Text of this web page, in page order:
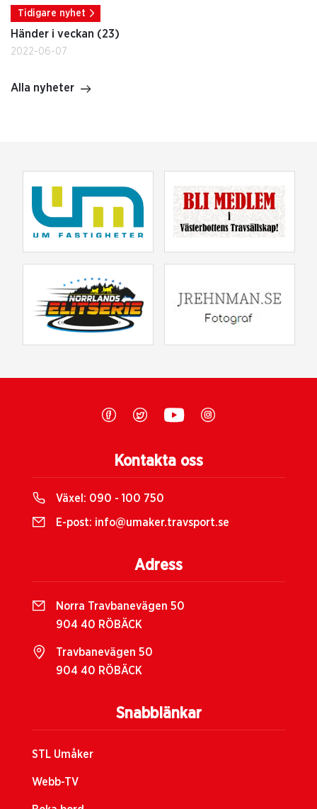
Tidigare nyhet
Händer i veckan (23)
2022-06-07
Alla nyheter
Snabblänkar
STL Umåker
Webb-TV
Kontakta oss
Växel: 090 - 100 750
E-post: info@umaker.travsport.se
Adress
Norra Travbanevägen 50
904 40 RÖBÄCK
Travbanevägen 50
904 40 RÖBÄCK